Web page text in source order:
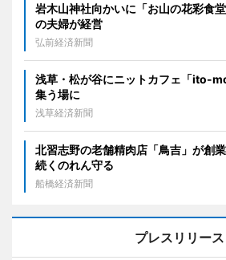
岩木山神社向かいに「お山の花彩食
の夫婦が経営
弘前経済新聞
浅草・松が谷にニットカフェ「ito-
集う場に
浅草経済新聞
北習志野の老舗精肉店「鳥吉」が創
続くのれん守る
船橋経済新聞
プレスリリース